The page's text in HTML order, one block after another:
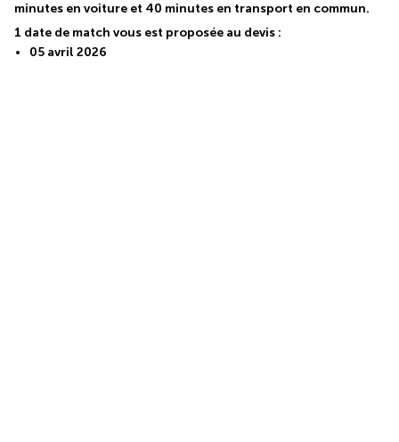
minutes en voiture et 40 minutes en transport en commun.
1 date de match vous est proposée au devis :
05 avril 2026